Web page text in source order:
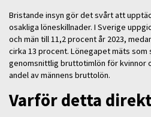
Bristande insyn gör det svårt att
osakliga löneskillnader. I Sverige
och män till 11,2 procent år 2023,
cirka 13 procent. Lönegapet mäts som
genomsnittlig bruttotimlön för kvinnor
andel av männens bruttolön.
Varför detta